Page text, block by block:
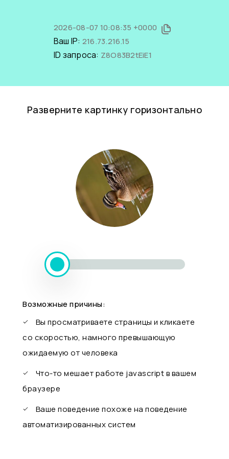
2026-08-07 10:08:35 +0000
Ваш IP: 216.73.216.15
ID запроса: Z8O83B2tEiE1
Разверните картинку горизонтально
Возможные причины:
Вы просматриваете страницы и кликаете
со скоростью, намного превышающую
ожидаемую от человека
Что-то мешает работе javascript в вашем
браузере
Ваше поведение похоже на поведение
автоматизированных систем